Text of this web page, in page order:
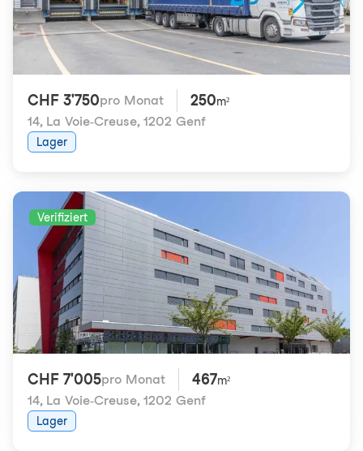
CHF 3'750pro Monat 250m²
14, La Voie-Creuse, 1202 Genf
Lager
Verifiziert
CHF 7'005pro Monat 467m²
14, La Voie-Creuse, 1202 Genf
Lager